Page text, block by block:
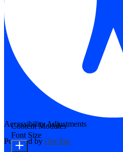
Accessibility Adjustments
Powered by OneTap
Content Modules
Font Size